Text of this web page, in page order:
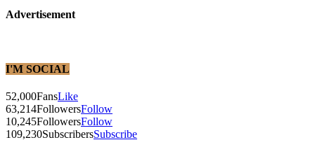
Advertisement
I'M SOCIAL
52,000FansLike
63,214FollowersFollow
10,245FollowersFollow
109,230SubscribersSubscribe